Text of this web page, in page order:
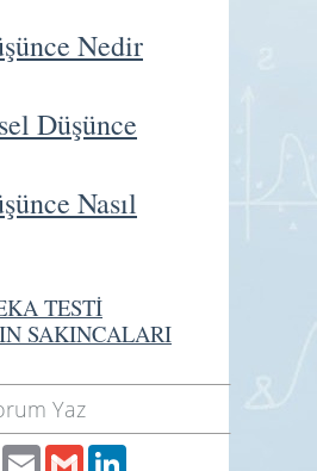
Nedir
Düşünce
Nasıl
TESTİ
SAKINCALARI
Yaz
TwitterEmailGmail